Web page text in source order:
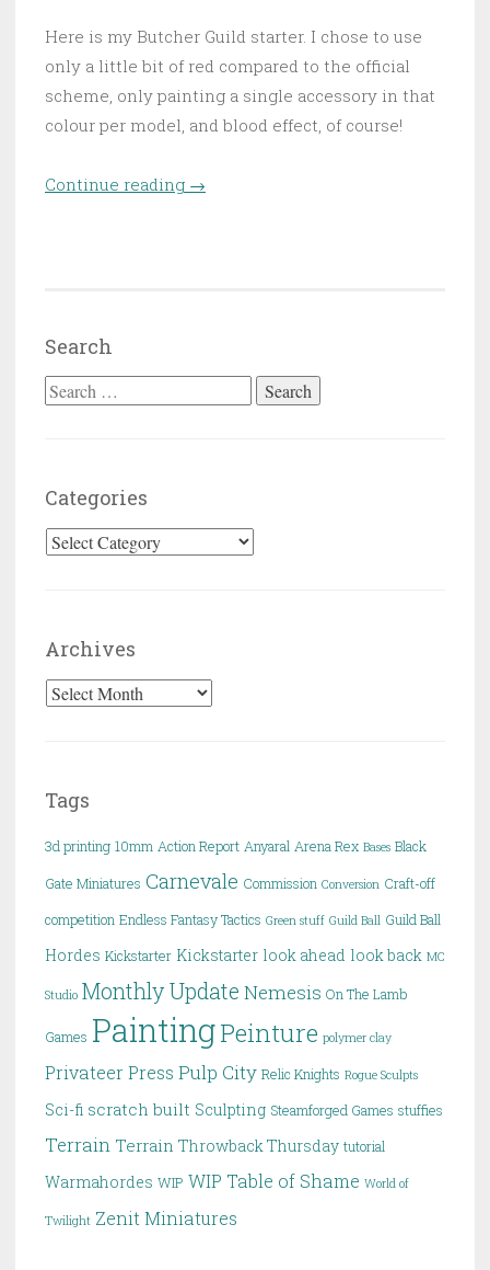
Here is my Butcher Guild starter. I chose to use
only a little bit of red compared to the official
scheme, only painting a single accessory in that
colour per model, and blood effect, of course!
Continue reading “Showcase – Butchers’ starter”
→
Search
Search for:
Categories
Categories
Archives
Archives
Tags
3d printing 10mm Action Report Anyaral Arena Rex Bases Black
Gate Miniatures Carnevale Commission Conversion Craft-off
competition Endless Fantasy Tactics Green stuff Guild Ball Guild Ball
Hordes Kickstarter Kickstarter look ahead look back MC
Studio Monthly Update Nemesis On The Lamb
Games PaintingPeinture polymer clay
Privateer Press Pulp City Relic Knights Rogue Sculpts
Sci-fi scratch built Sculpting Steamforged Games stuffies
Terrain Terrain Throwback Thursday tutorial
Warmahordes WIP WIP Table of Shame World of
Twilight Zenit Miniatures